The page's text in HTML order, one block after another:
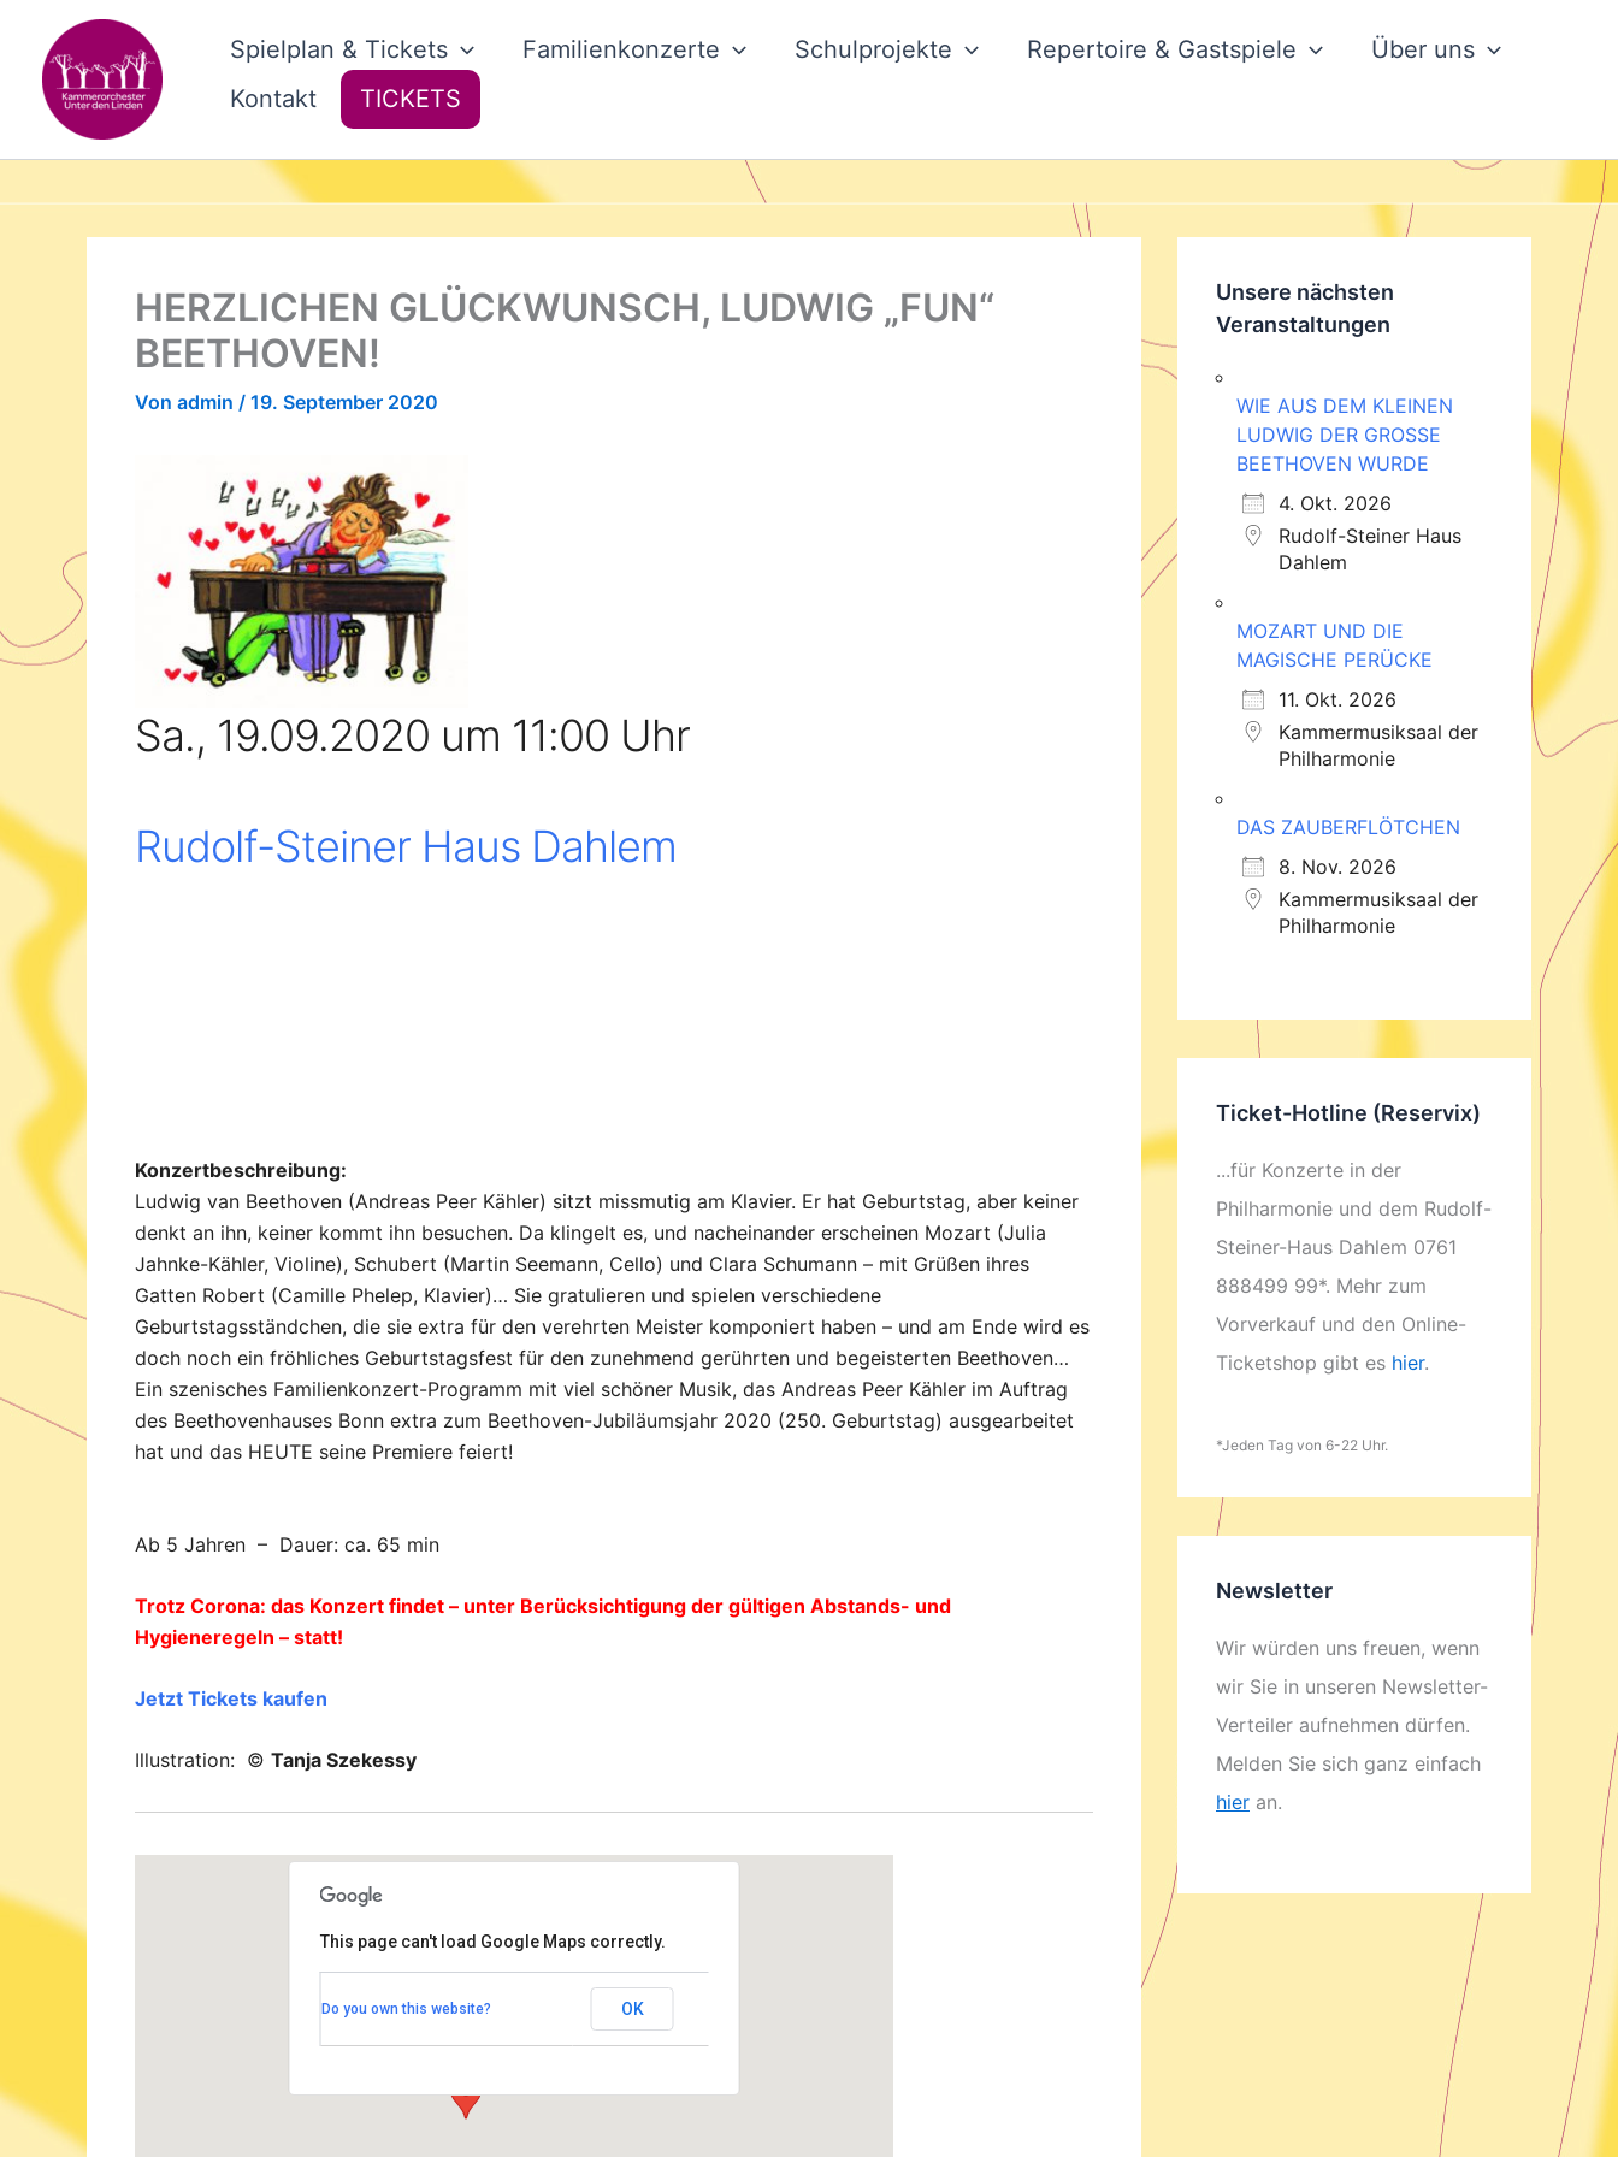
springen
Spielplan & Tickets Familienkonzerte Schulprojekte Repertoire & Gastspiele
Über uns
Kontakt
TICKETS
HERZLICHEN GLÜCKWUNSCH, LUDWIG „FUN“
BEETHOVEN!
Von admin / 19. September 2020
Sa., 19.09.2020 um 11:00 Uhr
Rudolf-Steiner Haus Dahlem
Konzertbeschreibung:
Ludwig van Beethoven (Andreas Peer Kähler) sitzt missmutig am Klavier. Er hat Geburtstag, aber keiner
denkt an ihn, keiner kommt ihn besuchen. Da klingelt es, und nacheinander erscheinen Mozart (Julia
Jahnke-Kähler, Violine), Schubert (Martin Seemann, Cello) und Clara Schumann – mit Grüßen ihres
Gatten Robert (Camille Phelep, Klavier)… Sie gratulieren und spielen verschiedene
Geburtstagsständchen, die sie extra für den verehrten Meister komponiert haben – und am Ende wird es
doch noch ein fröhliches Geburtstagsfest für den zunehmend gerührten und begeisterten Beethoven…
Ein szenisches Familienkonzert-Programm mit viel schöner Musik, das Andreas Peer Kähler im Auftrag
des Beethovenhauses Bonn extra zum Beethoven-Jubiläumsjahr 2020 (250. Geburtstag) ausgearbeitet
hat und das HEUTE seine Premiere feiert!
Ab 5 Jahren – Dauer: ca. 65 min
Trotz Corona: das Konzert findet – unter Berücksichtigung der gültigen Abstands- und
Hygieneregeln – statt!
Jetzt Tickets kaufen
Illustration: © Tanja Szekessy
Rudolf-Steiner Haus Dahlem
Bernadottestrasse 90-92 - Berlin
This page can't load Google Maps correctly.
Do you own this website? OK
Unsere nächsten
Veranstaltungen
WIE AUS DEM KLEINEN
LUDWIG DER GROSSE
BEETHOVEN WURDE
4. Okt. 2026
Rudolf-Steiner Haus
Dahlem
MOZART UND DIE
MAGISCHE PERÜCKE
11. Okt. 2026
Kammermusiksaal der
Philharmonie
DAS ZAUBERFLÖTCHEN
8. Nov. 2026
Kammermusiksaal der
Philharmonie
Ticket-Hotline (Reservix)
...für Konzerte in der
Philharmonie und dem Rudolf-
Steiner-Haus Dahlem 0761
888499 99*. Mehr zum
Vorverkauf und den Online-
Ticketshop gibt es hier.
*Jeden Tag von 6-22 Uhr.
Newsletter
Wir würden uns freuen, wenn
wir Sie in unseren Newsletter-
Verteiler aufnehmen dürfen.
Melden Sie sich ganz einfach
hier an.